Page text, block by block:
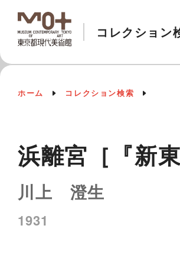
コレクション
ホーム コレクション検索
浜離宮［『新
川上 澄生
1931